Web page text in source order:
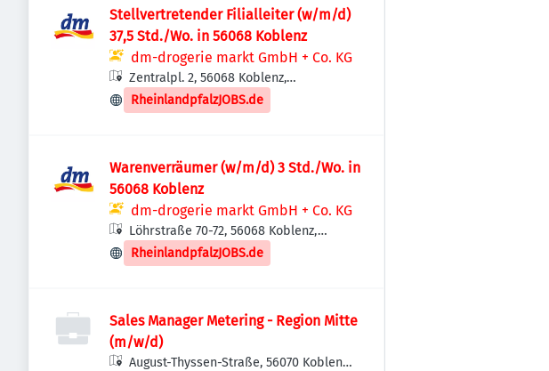
Stellvertretender Filialleiter (w/m/d)
37,5 Std./Wo. in 56068 Koblenz
dm-drogerie markt GmbH + Co. KG
Zentralpl. 2, 56068 Koblenz,
Deutschland
RheinlandpfalzJOBS.de
Warenverräumer (w/m/d) 3 Std./Wo. in
56068 Koblenz
dm-drogerie markt GmbH + Co. KG
Löhrstraße 70-72, 56068 Koblenz,
Deutschland
RheinlandpfalzJOBS.de
Sales Manager Metering - Region Mitte
(m/w/d)
August-Thyssen-Straße, 56070 Koblenz,